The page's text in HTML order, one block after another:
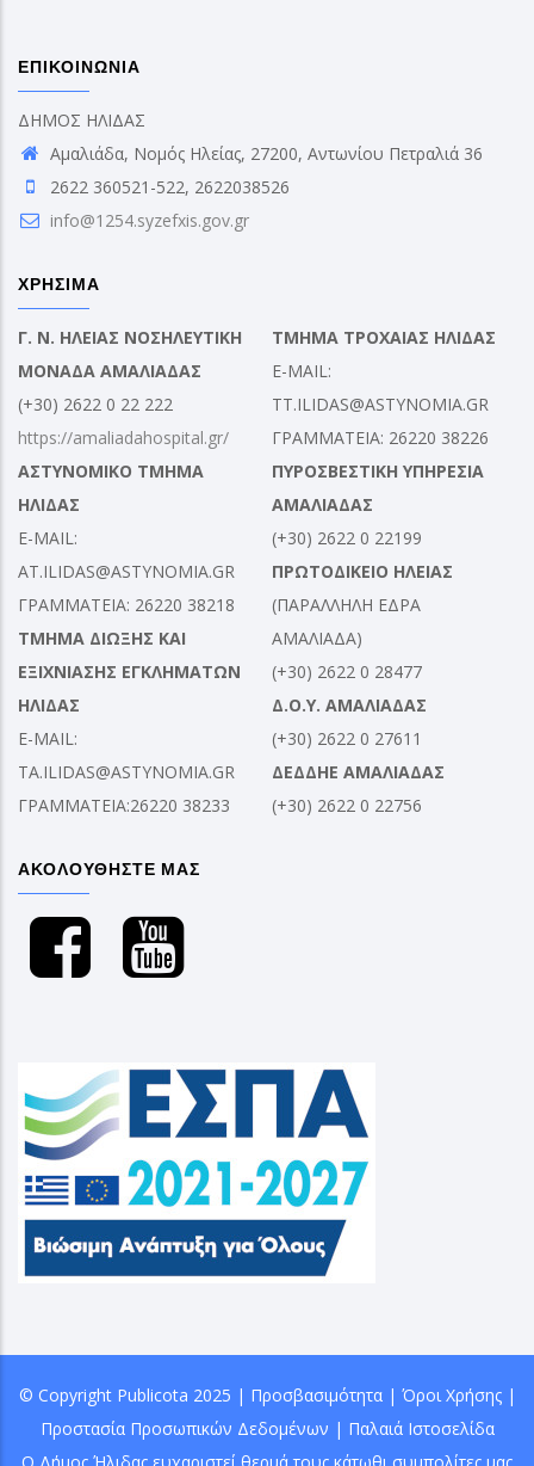
ΕΠΙΚΟΙΝΩΝΙΑ
ΔΗΜΟΣ ΗΛΙΔΑΣ
Αμαλιάδα, Νομός Ηλείας, 27200, Αντωνίου Πετραλιά 36
2622 360521-522, 2622038526
info@1254.syzefxis.gov.gr
ΧΡΗΣΙΜΑ
Γ. Ν. ΗΛΕΙΑΣ ΝΟΣΗΛΕΥΤΙΚΗ
ΜΟΝΑΔΑ ΑΜΑΛΙΑΔΑΣ
(+30) 2622 0 22 222
https://amaliadahospital.gr/
ΑΣΤΥΝΟΜΙΚΟ ΤΜΗΜΑ
ΗΛΙΔΑΣ
E-MAIL:
AT.ILIDAS@ASTYNOMIA.GR
ΓΡΑΜΜΑΤΕΙΑ: 26220 38218
ΤΜΗΜΑ ΔΙΩΞΗΣ ΚΑΙ
ΕΞΙΧΝΙΑΣΗΣ ΕΓΚΛΗΜΑΤΩΝ
ΗΛΙΔΑΣ
E-MAIL:
TA.ILIDAS@ASTYNOMIA.GR
ΓΡΑΜΜΑΤΕΙΑ:26220 38233
ΤΜΗΜΑ ΤΡΟΧΑΙΑΣ ΗΛΙΔΑΣ
E-MAIL:
TT.ILIDAS@ASTYNOMIA.GR
ΓΡΑΜΜΑΤΕΙΑ: 26220 38226
ΠΥΡΟΣΒΕΣΤΙΚΗ ΥΠΗΡΕΣΙΑ
ΑΜΑΛΙΑΔΑΣ
(+30) 2622 0 22199
ΠΡΩΤΟΔΙΚΕΙΟ ΗΛΕΙΑΣ
(ΠΑΡΑΛΛΗΛΗ ΕΔΡΑ
ΑΜΑΛΙΑΔΑ)
(+30) 2622 0 28477
Δ.Ο.Υ. ΑΜΑΛΙΑΔΑΣ
(+30) 2622 0 27611
ΔΕΔΔΗΕ ΑΜΑΛΙΑΔΑΣ
(+30) 2622 0 22756
ΑΚΟΛΟΥΘΗΣΤΕ ΜΑΣ
© Copyright Publicota 2025 | Προσβασιμότητα| Όροι Χρήσης|
Προστασία Προσωπικών Δεδομένων | Παλαιά Ιστοσελίδα